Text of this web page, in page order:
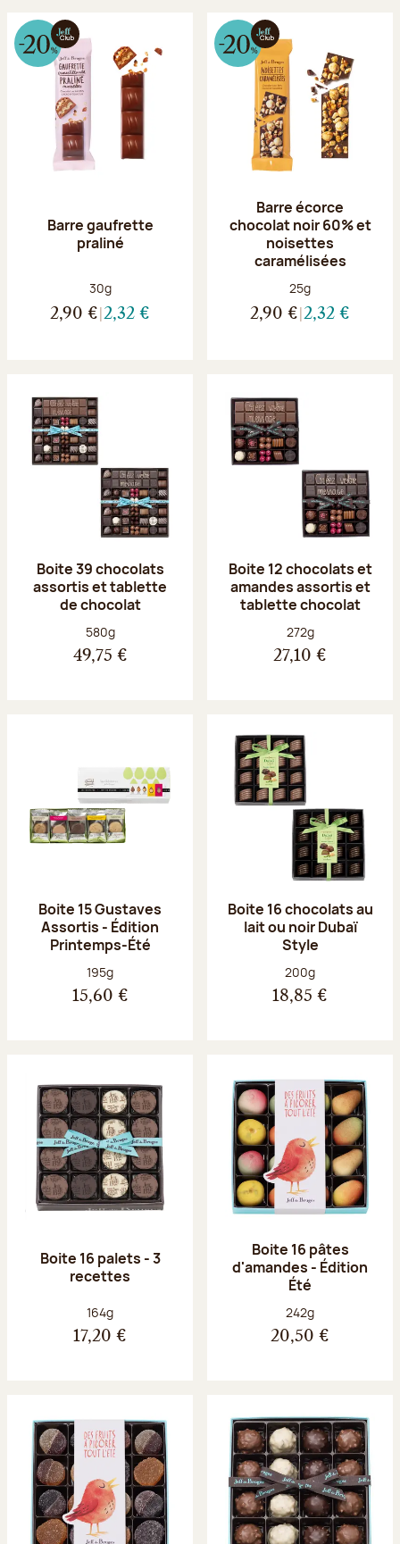
Barre gaufrette
praliné
Poids net :
30g
2,90 € 2,32 €
Barre écorce
chocolat noir 60% et
noisettes
caramélisées
Poids net :
25g
2,90 € 2,32 €
Boite 39 chocolats
assortis et tablette
de chocolat
Poids net :
580g
49,75 €
Boite 12 chocolats et
amandes assortis et
tablette chocolat
Poids net :
272g
27,10 €
Boite 15 Gustaves
Assortis - Édition
Printemps-Été
Poids net :
195g
15,60 €
Boite 16 chocolats au
lait ou noir Dubaï
Style
Poids net :
200g
18,85 €
Boite 16 palets - 3
recettes
Poids net :
164g
17,20 €
Boite 16 pâtes
d'amandes - Édition
Été
Poids net :
242g
20,50 €